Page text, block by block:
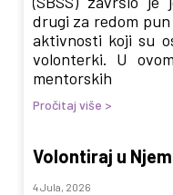
drugi za redom
aktivnosti koji su
volonterki. U
mentorskih
Pročitaj više >
Volontiraj u
4 Jula, 2026